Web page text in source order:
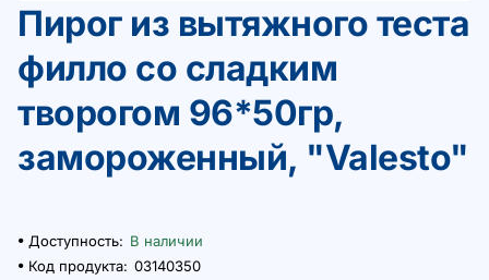
Пирог из вытяжного теста
филло со сладким
творогом 96*50гр,
замороженный, "Valesto"
Доступность: В наличии
Код продукта: 03140350